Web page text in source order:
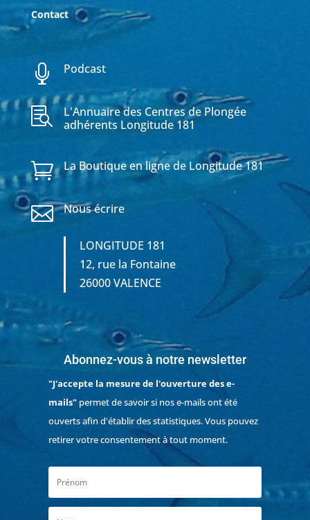
Contact
 Podcast

L'Annuaire des Centres de Plongée
adhérents Longitude 181
 La Boutique en ligne de Longitude 181
 Nous écrire
LONGITUDE 181
12, rue la Fontaine
26000 VALENCE
Abonnez-vous à notre newsletter
"J'accepte la mesure de l'ouverture des e-
mails"permet de savoir si nos e-mails ont été
ouverts afin d'établir des statistiques. Vous pouvez
retirer votre consentement à tout moment.